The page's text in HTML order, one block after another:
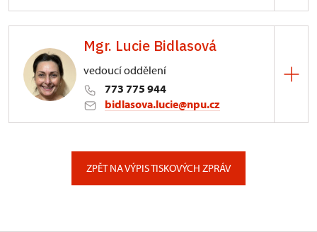
3/, Sychrov 3
Mgr. Lucie Bidlasová
vedoucí oddělení
773 775 944
bidlasova.lucie@npu.cz
ZPĚT NA VÝPIS TISKOVÝCH ZPRÁV